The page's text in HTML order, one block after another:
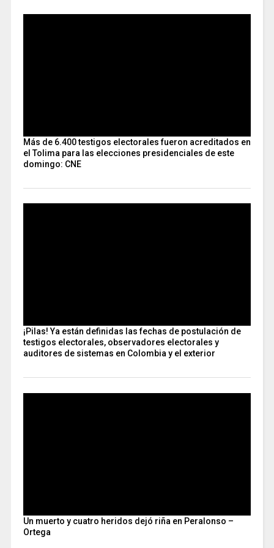
Más de 6.400 testigos electorales fueron acreditados en
el Tolima para las elecciones presidenciales de este
domingo: CNE
¡Pilas! Ya están definidas las fechas de postulación de
testigos electorales, observadores electorales y
auditores de sistemas en Colombia y el exterior
Un muerto y cuatro heridos dejó riña en Peralonso –
Ortega